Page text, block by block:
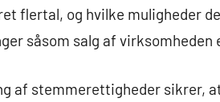
flertal, og hvilke muligheder
såsom salg af virksomheden
af stemmerettigheder sikrer,